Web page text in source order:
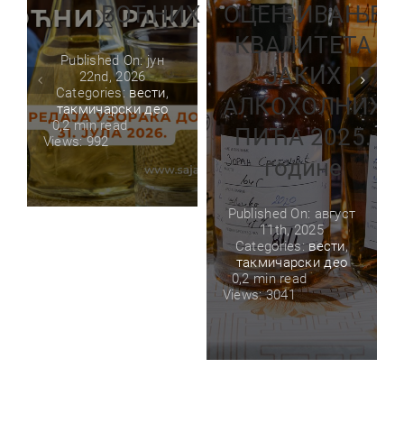
ВОЋНИХ РАКИЈА
Published On: јун
22nd, 2026
Categories: вести,
такмичарски део
0,2 min read
Views: 992
ОЦЕЊИВАЊЕ
КВАЛИТЕТА
ЈАКИХ
АЛКОХОЛНИХ
ПИЋА 2025.
године
Published On: август
11th, 2025
Categories:вести,
такмичарски део
0,2 min read
Views: 3041